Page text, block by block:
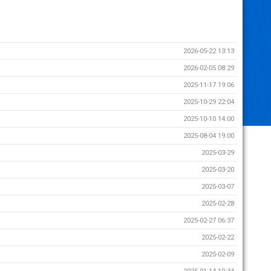
2026-05-22 13:13
2026-02-05 08:29
2025-11-17 19:06
2025-10-29 22:04
2025-10-10 14:00
2025-08-04 19:00
2025-03-29
2025-03-20
2025-03-07
2025-02-28
2025-02-27 06:37
2025-02-22
2025-02-09